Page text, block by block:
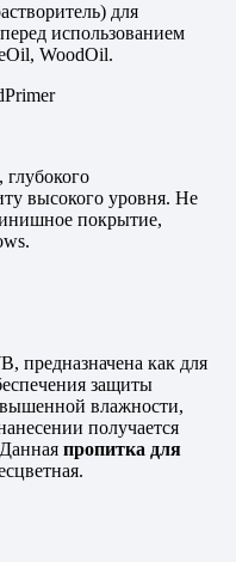
для
использованием
WoodOil.
высокого уровня. Не
покрытие,
предназначена как для
защиты
влажности,
получается
пропитка для